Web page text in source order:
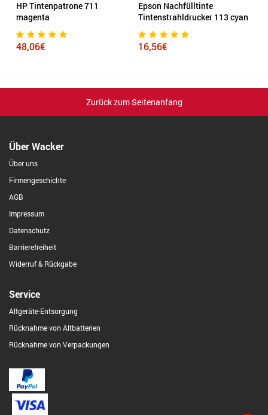
HP Tintenpatrone 711
magenta
48,06€
Epson Nachfülltinte
Tintenstrahldrucker 113 cyan
16,56€
Zurück zum Seitenanfang
Über Wacker
Über uns
Firmengeschichte
AGB
Impressum
Datenschutz
Barrierefreiheit
Widerruf & Rückgabe
Service
Altgeräte-Entsorgung
Rücknahme von Altbatterien
Rücknahme von Verpackungen